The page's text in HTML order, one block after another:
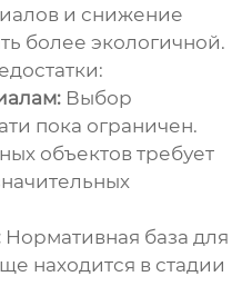
и снижение
более экологичной.
Выбор
пока ограничен.
объектов требует
Нормативная база для
находится в стадии